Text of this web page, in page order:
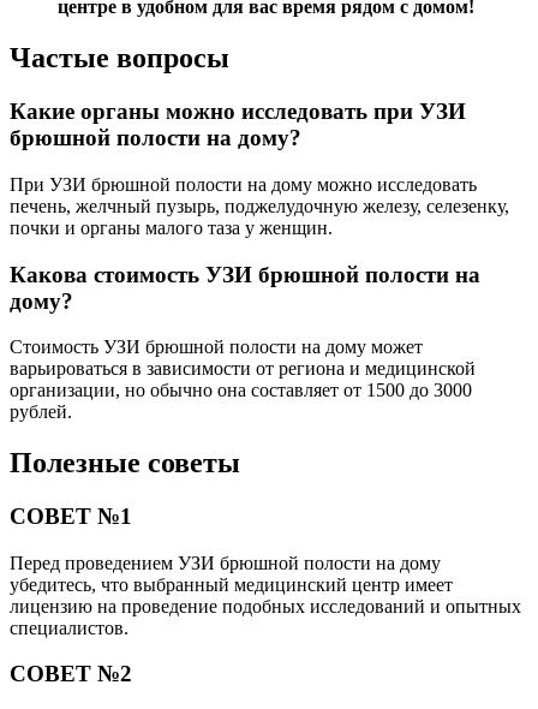
центре в удобном для вас время рядом с домом!
Частые вопросы
Какие органы можно исследовать при УЗИ
брюшной полости на дому?
При УЗИ брюшной полости на дому можно исследовать
печень, желчный пузырь, поджелудочную железу, селезенку,
почки и органы малого таза у женщин.
Какова стоимость УЗИ брюшной полости на
дому?
Стоимость УЗИ брюшной полости на дому может
варьироваться в зависимости от региона и медицинской
организации, но обычно она составляет от 1500 до 3000
рублей.
Полезные советы
СОВЕТ №1
Перед проведением УЗИ брюшной полости на дому
убедитесь, что выбранный медицинский центр имеет
лицензию на проведение подобных исследований и опытных
специалистов.
СОВЕТ №2